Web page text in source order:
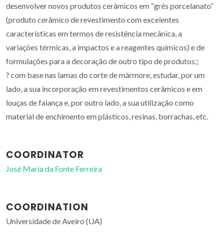
desenvolver novos produtos cerâmicos em “grés porcelanato”
(produto cerâmico de revestimento com excelentes
características em termos de resistência mecânica, a
variações térmicas, a impactos e a reagentes químicos) e de
formulações para a decoração de outro tipo de produtos;;
? com base nas lamas do corte de mármore, estudar, por um
lado, a sua incorporação em revestimentos cerâmicos e em
louças de faiança e, por outro lado, a sua utilização como
material de enchimento em plásticos, resinas, borrachas, etc.
COORDINATOR
José Maria da Fonte Ferreira
COORDINATION
Universidade de Aveiro (UA)